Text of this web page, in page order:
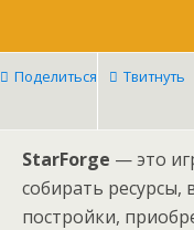
Поделиться Твитнуть
StarForge — это
собирать ресурсы,
постройки,